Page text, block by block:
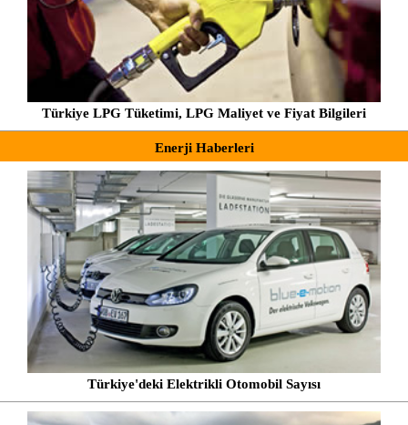
Türkiye LPG Tüketimi, LPG Maliyet ve Fiyat Bilgileri
Enerji Haberleri
Türkiye'deki Elektrikli Otomobil Sayısı